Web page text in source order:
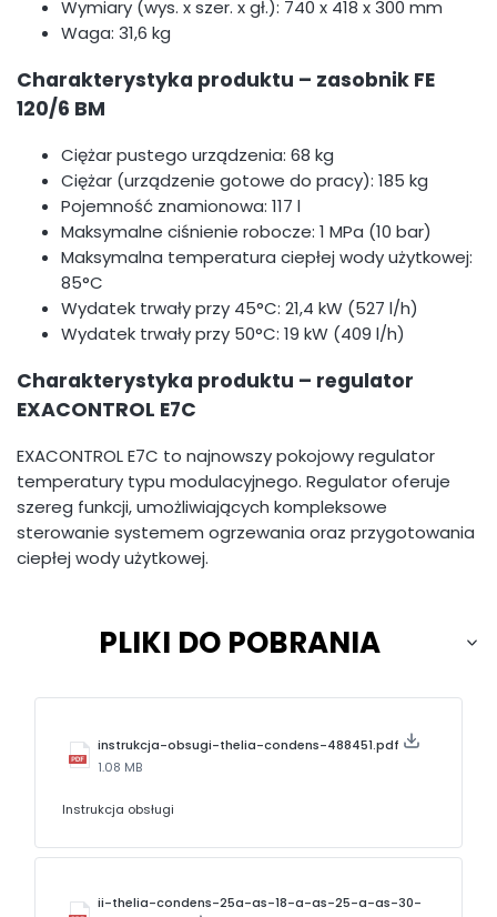
Wymiary (wys. x szer. x gł.): 740 x 418 x 300 mm
Waga: 31,6 kg
Charakterystyka produktu – zasobnik FE
120/6 BM
Ciężar pustego urządzenia: 68 kg
Ciężar (urządzenie gotowe do pracy): 185 kg
Pojemność znamionowa: 117 l
Maksymalne ciśnienie robocze: 1 MPa (10 bar)
Maksymalna temperatura ciepłej wody użytkowej:
85°C
Wydatek trwały przy 45°C: 21,4 kW (527 l/h)
Wydatek trwały przy 50°C: 19 kW (409 l/h)
Charakterystyka produktu – regulator
EXACONTROL E7C
EXACONTROL E7C to najnowszy pokojowy regulator
temperatury typu modulacyjnego. Regulator oferuje
szereg funkcji, umożliwiających kompleksowe
sterowanie systemem ogrzewania oraz przygotowania
ciepłej wody użytkowej.
PLIKI DO POBRANIA
instrukcja-obsugi-thelia-condens-488451.pdf
1.08 MB
Instrukcja obsługi
ii-thelia-condens-25a-as-18-a-as-25-a-as-30-